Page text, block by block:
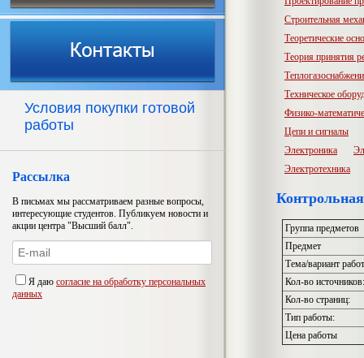
Условия покупки готовой
работы
Рассылка
В письмах мы рассматриваем разные вопросы,
интересующие студентов. Публикуем новости и
акции центра "Высший балл".
Я даю согласие на обработку персональных
данных
Строительная
Теоретические
Теория принятия
Техническое
Физико-
Цепи и сигналы
Электроника
Электротехника
Группа предметов
Предмет
Тема/вариант
Кол-во источников:
Кол-во страниц:
Тип работы:
Цена работы